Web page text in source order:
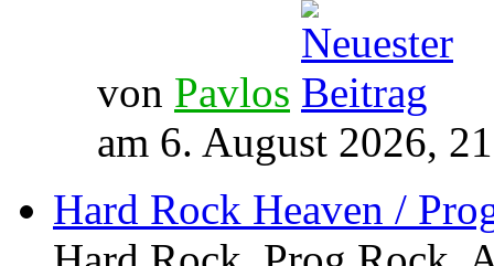
von Pavlos
am 6. August 2026,
Hard Rock Heaven /